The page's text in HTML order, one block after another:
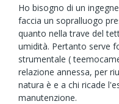
Ho bisogno di un
faccia un sopralluogo
quanto nella trave del
umidità. Pertanto serve
strumentale (
relazione annessa, per
natura è e a chi ricade
manutenzione.